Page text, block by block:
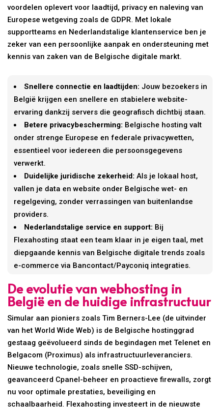
voordelen oplevert voor laadtijd, privacy en naleving van
Europese wetgeving zoals de GDPR. Met lokale
supportteams en Nederlandstalige klantenservice ben je
zeker van een persoonlijke aanpak en ondersteuning met
kennis van zaken van de Belgische digitale markt.
Snellere connectie en laadtijden: Jouw bezoekers in
België krijgen een snellere en stabielere website-
ervaring dankzij servers die geografisch dichtbij staan.
Betere privacybescherming: Belgische hosting valt
onder strenge Europese en federale privacywetten,
essentieel voor iedereen die persoonsgegevens
verwerkt.
Duidelijke juridische zekerheid: Als je lokaal host,
vallen je data en website onder Belgische wet- en
regelgeving, zonder verrassingen van buitenlandse
providers.
Nederlandstalige service en support: Bij
Flexahosting staat een team klaar in je eigen taal, met
diepgaande kennis van Belgische digitale trends zoals
e-commerce via Bancontact/Payconiq integraties.
De evolutie van webhosting in
België en de huidige infrastructuur
Simular aan pioniers zoals Tim Berners-Lee (de uitvinder
van het World Wide Web) is de Belgische hostinggrad
gestaag geëvolueerd sinds de begindagen met Telenet en
Belgacom (Proximus) als infrastructuurleveranciers.
Nieuwe technologie, zoals snelle SSD-schijven,
geavanceerd Cpanel-beheer en proactieve firewalls, zorgt
nu voor optimale prestaties, beveiliging en
schaalbaarheid. Flexahosting investeert in de nieuwste